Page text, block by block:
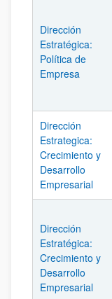
Dirección
Estratégica:
Política de
Empresa
Dirección
Estrategica:
Crecimiento y
Desarrollo
Empresarial
Dirección
Estratégica:
Crecimiento y
Desarrollo
Empresarial